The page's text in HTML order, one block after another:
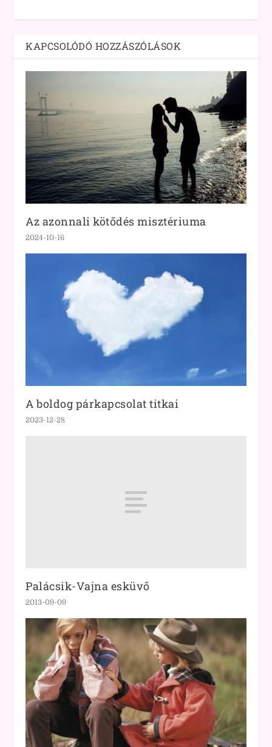
KAPCSOLÓDÓ HOZZÁSZÓLÁSOK
Az azonnali kötődés misztériuma
2024-10-16
A boldog párkapcsolat titkai
2023-12-28
Palácsik-Vajna esküvő
2013-09-09